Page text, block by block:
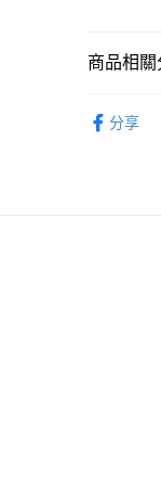
商品相關
分享